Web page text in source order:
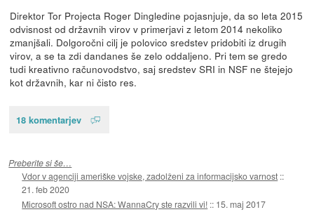
Direktor Tor Projecta Roger Dingledine pojasnjuje, da so leta 2015
odvisnost od državnih virov v primerjavi z letom 2014 nekoliko
zmanjšali. Dolgoročni cilj je polovico sredstev pridobiti iz drugih
virov, a se ta zdi dandanes še zelo oddaljeno. Pri tem se gredo
tudi kreativno računovodstvo, saj sredstev SRI in NSF ne štejejo
kot državnih, kar ni čisto res.
18 komentarjev
Preberite si še…
Vdor v agenciji ameriške vojske, zadolženi za informacijsko varnost ::
21. feb 2020
Microsoft ostro nad NSA: WannaCry ste razvili vi! :: 15. maj 2017